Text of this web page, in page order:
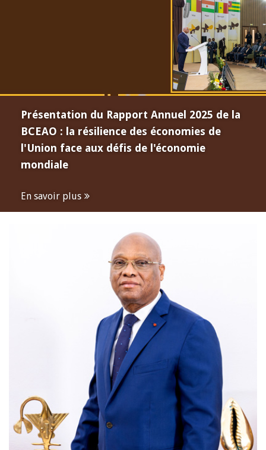
Présentation du Rapport Annuel 2025 de la
BCEAO : la résilience des économies de
l'Union face aux défis de l'économie
mondiale
En savoir plus